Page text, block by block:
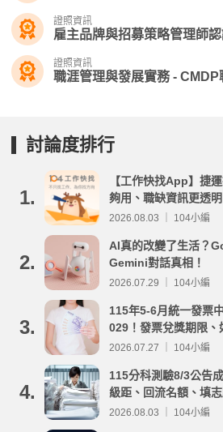
證照資訊
雇主品牌與招募策略管理師
證照資訊
職涯管理與發展實務 -
討論度排行
1.
【工作快找App】捷
夠用、職缺資訊更透
2026.08.03 ｜ 104小編
2.
AI真的改變了生活？
Gemini對話真相！
2026.07.29 ｜ 104小編
3.
115年5-6月統一發票
029！發票兌獎期限、
2026.07.27 ｜ 104小編
4.
115分科測驗8/3公告
級距、回流名額、填
分析
2026.08.03 ｜ 104小編